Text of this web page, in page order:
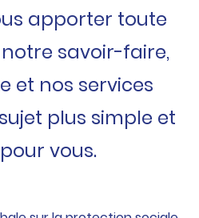
apporter toute
savoir-faire,
et nos services
plus simple et
vous.